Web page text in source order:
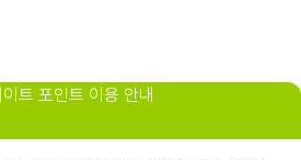
트 포인트 이용 안내